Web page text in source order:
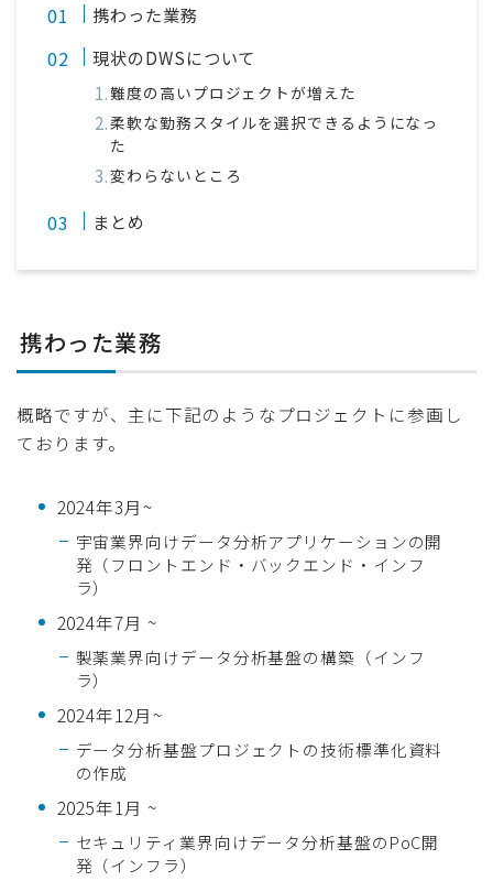
携わった業務
現状のDWSについて
難度の高いプロジェクトが増えた
柔軟な勤務スタイルを選択できるようになっ
た
変わらないところ
まとめ
携わった業務
概略ですが、主に下記のようなプロジェクトに参画し
ております。
2024年3月~
宇宙業界向けデータ分析アプリケーションの開
発（フロントエンド・バックエンド・インフ
ラ）
2024年7月 ~
製薬業界向けデータ分析基盤の構築（インフ
ラ）
2024年12月~
データ分析基盤プロジェクトの技術標準化資料
の作成
2025年1月 ~
セキュリティ業界向けデータ分析基盤のPoC開
発（インフラ）